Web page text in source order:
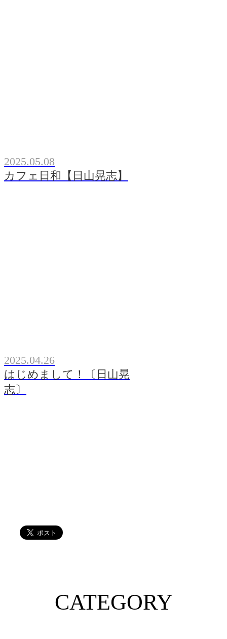
2025.05.08
カフェ日和【日山晃志】
2025.04.26
はじめまして！〔日山晃
志〕
CATEGORY